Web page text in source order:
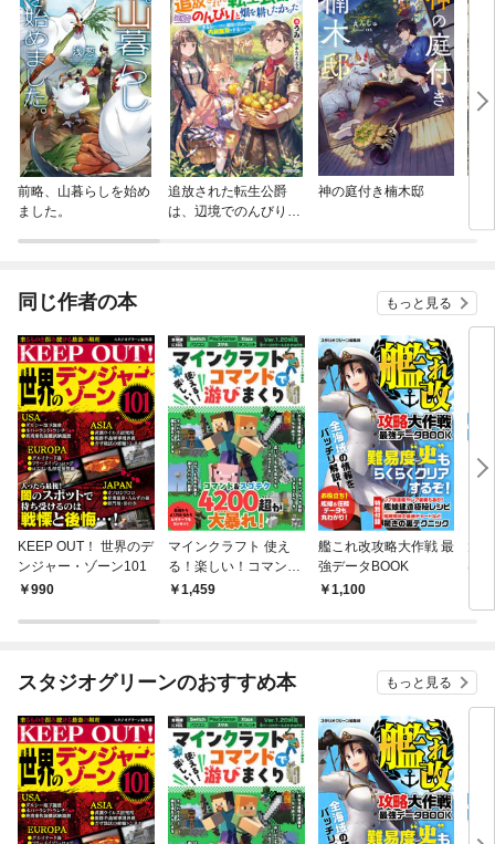
前略、山暮らしを始め
ました。
追放された転生公爵
は、辺境でのんびりと
神の庭付き楠木邸
同じ作者の本 もっと見る
KEEP OUT！ 世界のデ
ンジャー・ゾーン101
990
マインクラフト 使え
る！楽しい！コマンド
で游びまくり
1,459
艦これ改攻略大作戦 最
強データBOOK
1,100
は
スタジオグリーンのおすすめ本 もっと見る